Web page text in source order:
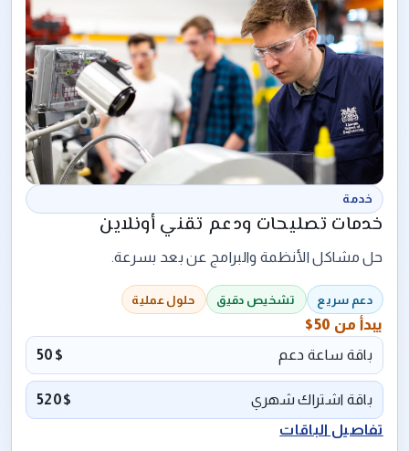
خدمة
خدمات تصليحات ودعم تقني أونلاين
حل مشاكل الأنظمة والبرامج عن بعد بسرعة.
دعم سريع تشخيص دقيق حلول عملية
يبدأ من 50$
باقة ساعة دعم
50$
باقة اشتراك شهري
520$
تفاصيل الباقات